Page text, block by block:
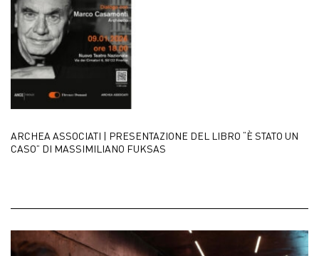
ARCHEA ASSOCIATI | PRESENTAZIONE DEL LIBRO “È STATO UN
CASO” DI MASSIMILIANO FUKSAS